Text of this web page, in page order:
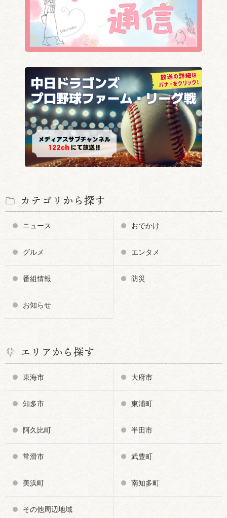
カテゴリから探す
ニュース おでかけ
グルメ エンタメ
番組情報 防災
お知らせ
エリアから探す
東海市 大府市
知多市 東浦町
阿久比町 半田市
常滑市 武豊町
美浜町 南知多町
その他周辺地域